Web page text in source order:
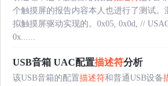
个触摸屏的报告内容本人也进行了测试。
拟触摸屏驱动实现的。0x05, 0x0d, //
0x......
USB音箱 UAC配置描述符分析
该USB音箱的配置描述符和普通USB设备